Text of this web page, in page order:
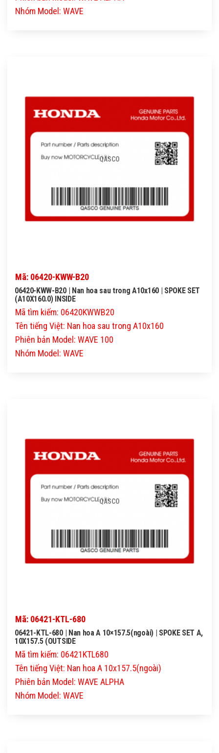
Nhóm Model: WAVE
QASCO
Mã: 06420-KWW-B20
06420-KWW-B20 | Nan hoa sau trong A10x160 | SPOKE SET
(A10X160.0) INSIDE
Mã tìm kiếm: 06420KWWB20
Tên tiếng Việt: Nan hoa sau trong A10x160
Phiên bản Model: WAVE 100
Nhóm Model: WAVE
QASCO
Mã: 06421-KTL-680
06421-KTL-680 | Nan hoa A 10×157.5(ngoài) | SPOKE SET A,
10X157.5 (OUTSIDE
Mã tìm kiếm: 06421KTL680
Tên tiếng Việt: Nan hoa A 10x157.5(ngoài)
Phiên bản Model: WAVE ALPHA
Nhóm Model: WAVE